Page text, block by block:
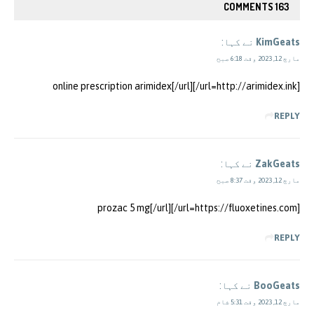
163 COMMENTS
KimGeats نے کہا:
مارچ 12, 2023 وقت 6:18 صبح
[url=http://arimidex.ink/]online prescription arimidex[/url]
REPLY
ZakGeats نے کہا:
مارچ 12, 2023 وقت 8:37 صبح
[url=https://fluoxetines.com/]prozac 5 mg[/url]
REPLY
BooGeats نے کہا:
مارچ 12, 2023 وقت 5:31 شام